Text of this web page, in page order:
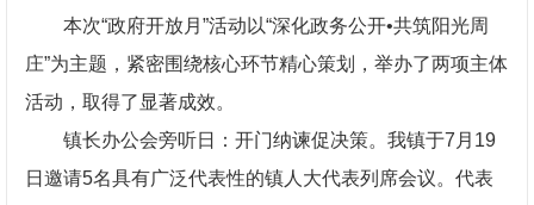
本次“政府开放月”活动以“深化政务公开•共筑阳光周
庄”为主题，紧密围绕核心环节精心策划，举办了两项主体
活动，取得了显著成效。
镇长办公会旁听日：开门纳谏促决策。我镇于7月19
日邀请5名具有广泛代表性的镇人大代表列席会议。代表